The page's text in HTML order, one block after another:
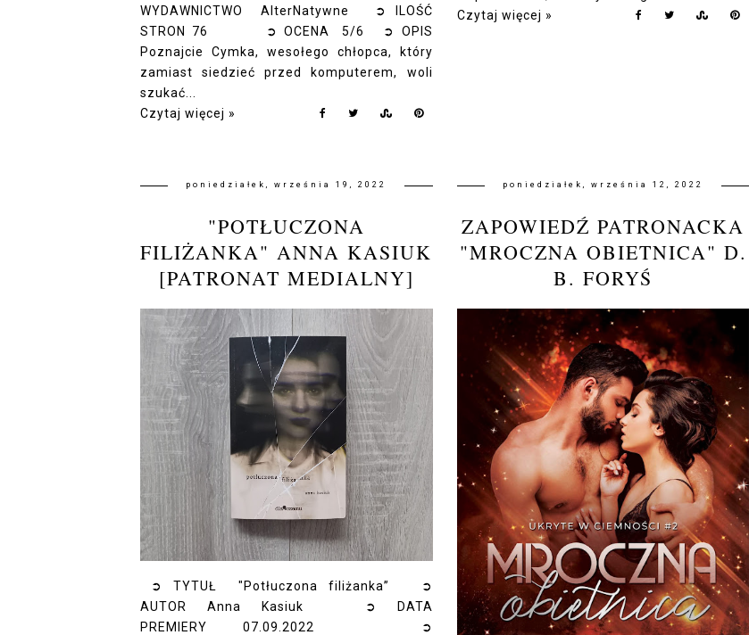
WYDAWNICTWO AlterNatywne ➲ ILOŚĆ
STRON 76 ➲ OCENA 5/6 ➲ OPIS
Poznajcie Cymka, wesołego chłopca, który
zamiast siedzieć przed komputerem, woli
szukać...
Czytaj więcej »
Czytaj więcej »
poniedziałek, września 19, 2022
"POTŁUCZONA
FILIŻANKA" ANNA KASIUK
[PATRONAT MEDIALNY]
➲ TYTUŁ "Potłuczona filiżanka” ➲
AUTOR Anna Kasiuk ➲ DATA
PREMIERY 07.09.2022 ➲
poniedziałek, września 12, 2022
ZAPOWIEDŹ PATRONACKA
"MROCZNA OBIETNICA" D.
B. FORYŚ